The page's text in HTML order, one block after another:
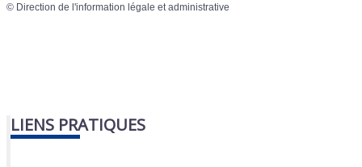
© Direction de l'information légale et administrative
LIENS PRATIQUES